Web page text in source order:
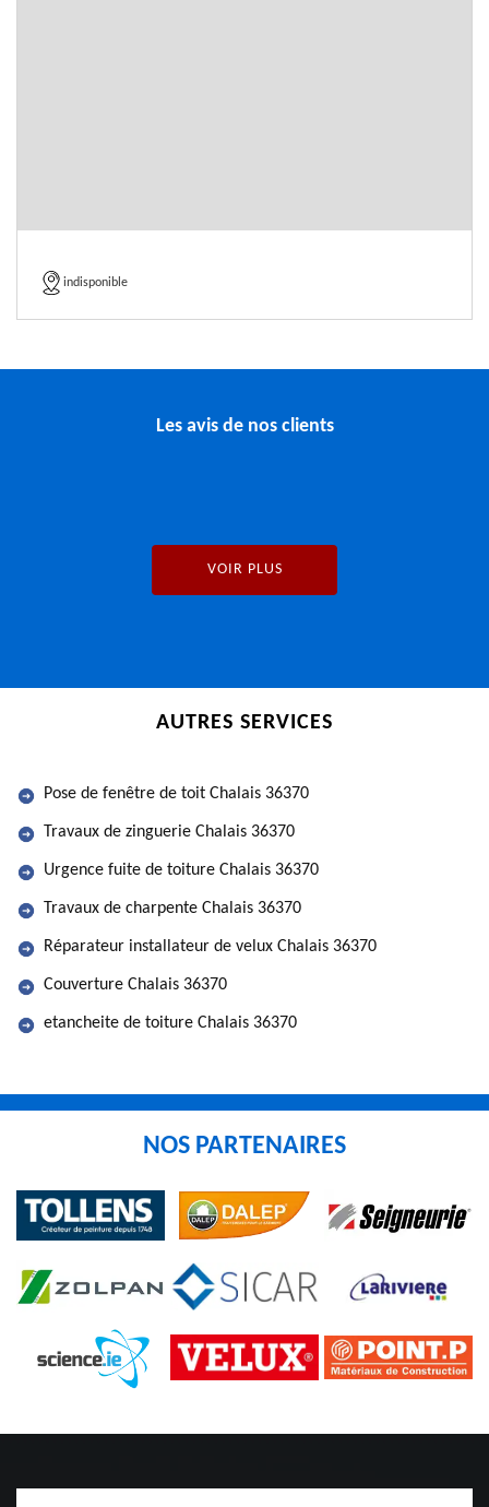
indisponible
Les avis de nos clients
VOIR PLUS
AUTRES SERVICES
Pose de fenêtre de toit Chalais 36370
Travaux de zinguerie Chalais 36370
Urgence fuite de toiture Chalais 36370
Travaux de charpente Chalais 36370
Réparateur installateur de velux Chalais 36370
Couverture Chalais 36370
etancheite de toiture Chalais 36370
NOS PARTENAIRES